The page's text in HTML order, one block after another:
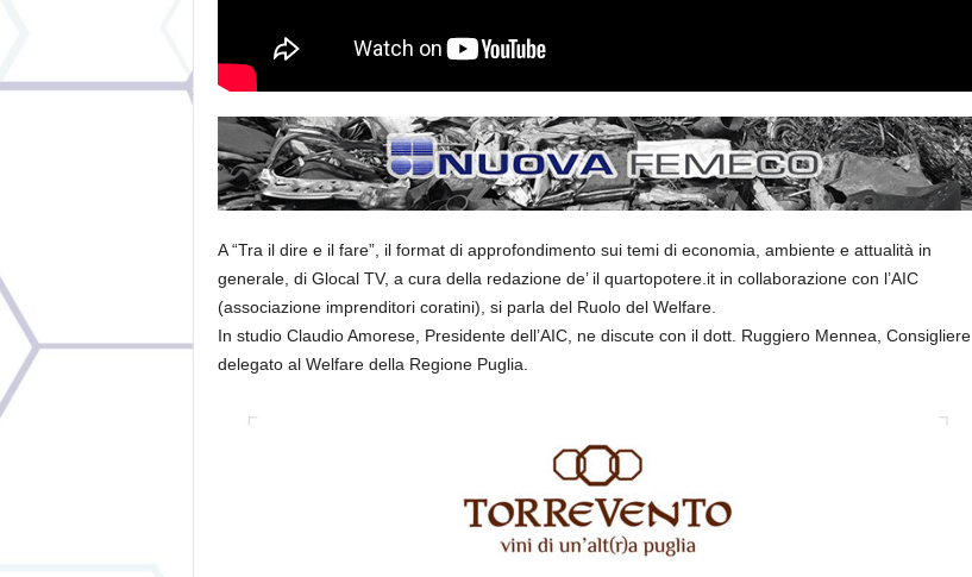
A “Tra il dire e il fare”, il format di approfondimento sui temi di economia, ambiente e attualità in
generale, di Glocal TV, a cura della redazione de’ il quartopotere.it in collaborazione con l’AIC
(associazione imprenditori coratini), si parla del Ruolo del Welfare.
In studio Claudio Amorese, Presidente dell’AIC, ne discute con il dott. Ruggiero Mennea, Consigliere
delegato al Welfare della Regione Puglia.